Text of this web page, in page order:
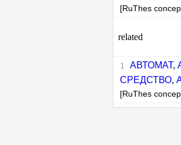
[RuThes
related
АВТОМАТ,
СРЕДСТВО,
[RuThes